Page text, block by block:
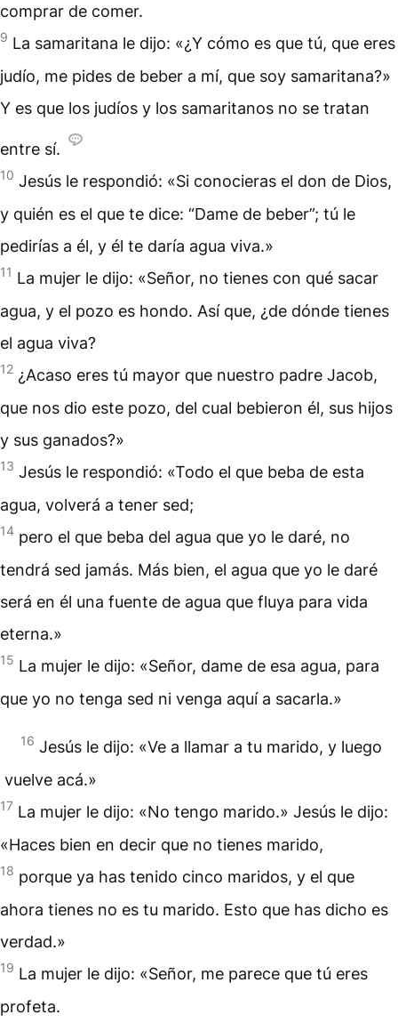
comprar de comer.
9 La samaritana le dijo: «¿Y cómo es que tú, que eres
judío, me pides de beber a mí, que soy samaritana?»
Y es que los judíos y los samaritanos no se tratan
entre sí.
10 Jesús le respondió: «Si conocieras el don de Dios,
y quién es el que te dice: “Dame de beber”; tú le
pedirías a él, y él te daría agua viva.»
11 La mujer le dijo: «Señor, no tienes con qué sacar
agua, y el pozo es hondo. Así que, ¿de dónde tienes
el agua viva?
12 ¿Acaso eres tú mayor que nuestro padre Jacob,
que nos dio este pozo, del cual bebieron él, sus hijos
y sus ganados?»
13 Jesús le respondió: «Todo el que beba de esta
agua, volverá a tener sed;
14 pero el que beba del agua que yo le daré, no
tendrá sed jamás. Más bien, el agua que yo le daré
será en él una fuente de agua que fluya para vida
eterna.»
15 La mujer le dijo: «Señor, dame de esa agua, para
que yo no tenga sed ni venga aquí a sacarla.»
16 Jesús le dijo: «Ve a llamar a tu marido, y luego
vuelve acá.»
17 La mujer le dijo: «No tengo marido.» Jesús le dijo:
«Haces bien en decir que no tienes marido,
18 porque ya has tenido cinco maridos, y el que
ahora tienes no es tu marido. Esto que has dicho es
verdad.»
19 La mujer le dijo: «Señor, me parece que tú eres
profeta.